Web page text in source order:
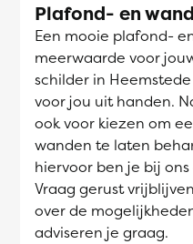
Plafond- en
Een mooie plafond-
meerwaarde voor
schilder in
voor jou uit handen.
ook voor kiezen om
wanden te laten
hiervoor ben je bij
Vraag gerust
over de
adviseren je graag.